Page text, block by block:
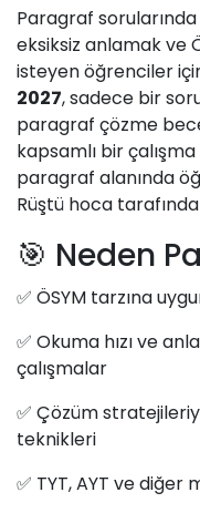
Paragraf sorularında
eksiksiz anlamak ve
isteyen öğrenciler
2027, sadece bir
paragraf çözme
kapsamlı bir
paragraf alanında
Rüştü hoca
🎯 Neden
✅ ÖSYM tarzına
✅ Okuma hızı ve
çalışmalar
✅ Çözüm
teknikleri
✅ TYT, AYT ve diğer